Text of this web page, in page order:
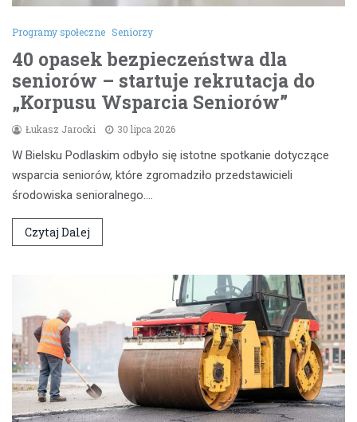
Programy społeczne Seniorzy
40 opasek bezpieczeństwa dla
seniorów – startuje rekrutacja do
„Korpusu Wsparcia Seniorów”
Łukasz Jarocki 30 lipca 2026
W Bielsku Podlaskim odbyło się istotne spotkanie dotyczące
wsparcia seniorów, które zgromadziło przedstawicieli
środowiska senioralnego.…
Czytaj Dalej